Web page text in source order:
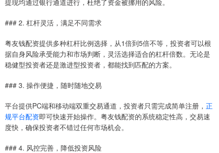
提现均通过银行通道进行，杜绝了资金被挪用的风险。
### 2. 杠杆灵活，满足不同需求
粤友钱配资提供多种杠杆比例选择，从1倍到5倍不等，投资者可以根
据自身风险承受能力和市场判断，灵活选择适合的杠杆倍数。无论是
稳健型投资者还是激进型投资者，都能找到匹配的方案。
### 3. 操作便捷，随时随地交易
平台提供PC端和移动端双重交易通道，投资者只需完成简单注册， 正
规平台配资即可快速开始操作。粤友钱配资的系统稳定性高，交易速
度快，确保投资者不错过任何市场机会。
### 4. 风控完善，降低投资风险